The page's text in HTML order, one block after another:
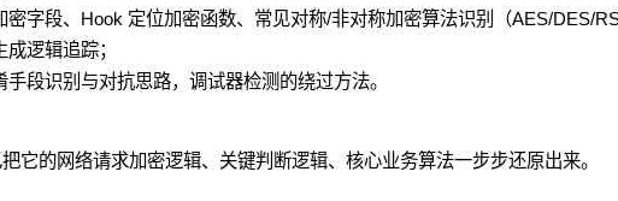
密字段、Hook 定位加密函数、常见对称/非对称加密算法识别（AES/DES/
逻辑追踪；
手段识别与对抗思路，调试器检测的绕过方法。
它的网络请求加密逻辑、关键判断逻辑、核心业务算法一步步还原出来。